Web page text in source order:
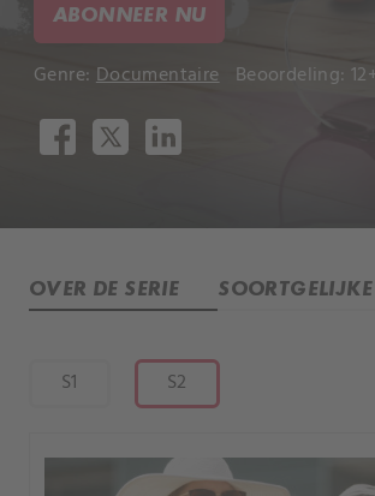
ABONNEER NU
Genre: Documentaire Beoordeling:
OVER DE SERIE
S1 S2